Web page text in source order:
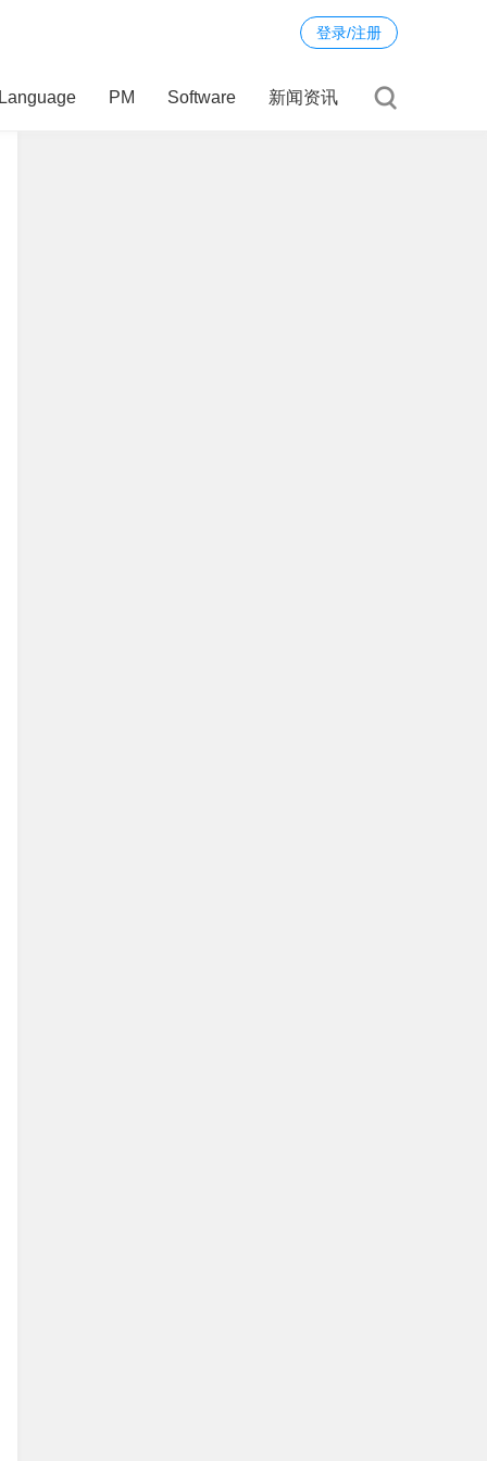
登录/注册
Language PM Software 新闻资讯